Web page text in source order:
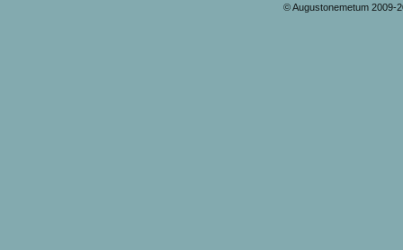
© Augustonemetum 2009-